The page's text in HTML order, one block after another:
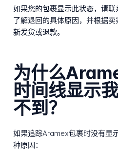
如果您的包裹显示此状态，请联
了解退回的具体原因，并根据
新发货或退款。
为什么
时间线显示
不到？
如果追踪Aramex包裹时没有显
种原因：